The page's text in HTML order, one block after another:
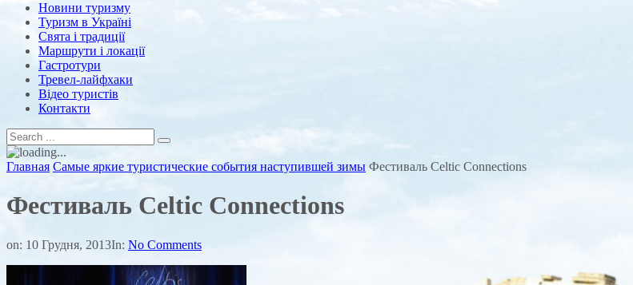
Новини туризму
Туризм в Україні
Свята і традиції
Маршрути і локації
Гастротури
Тревел-лайфхаки
Відео туристів
Контакти
Главная Самые яркие туристические события наступившей зимы Фестиваль Celtic Connections
Фестиваль Celtic Connections
on: 10 Грудня, 2013In: No Comments